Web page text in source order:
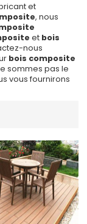
et
, nous
et bois
nous
bois composite
sommes pas le
vous fournirons